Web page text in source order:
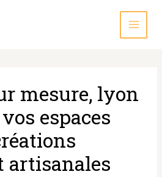
mesure, lyon
espaces
artisanales